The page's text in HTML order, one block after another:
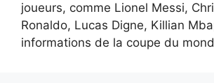
joueurs, comme Lionel Messi,
Ronaldo, Lucas Digne, Killian
informations de la coupe du